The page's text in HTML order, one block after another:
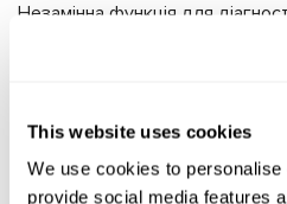
This website uses cookies
We use cookies to
provide social media features
Незамінна функція для
Основна перевага —
іншої системи. Зчитування
часі дозволяє оцінити
визначити ті, що вийшли з ладу.